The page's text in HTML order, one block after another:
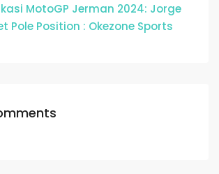
MotoGP Jerman 2024: Jorge
Pole Position : Okezone Sports